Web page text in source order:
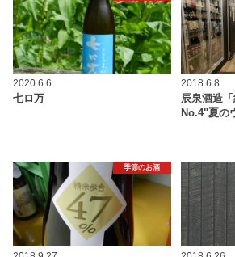
2020.6.6
七ロ万
2018.6.8
辰泉酒造
No.4"夏の
季節のお酒